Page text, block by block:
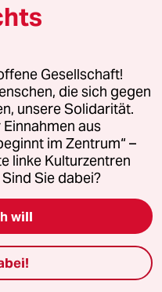
GmbH
oder für Genehmigungen
Richtlinien KI-
Impressum AGB
Gesellschaft!
die sich gegen
unsere Solidarität.
aus
im Zentrum“ –
linke Kulturzentren
Sie dabei?
will